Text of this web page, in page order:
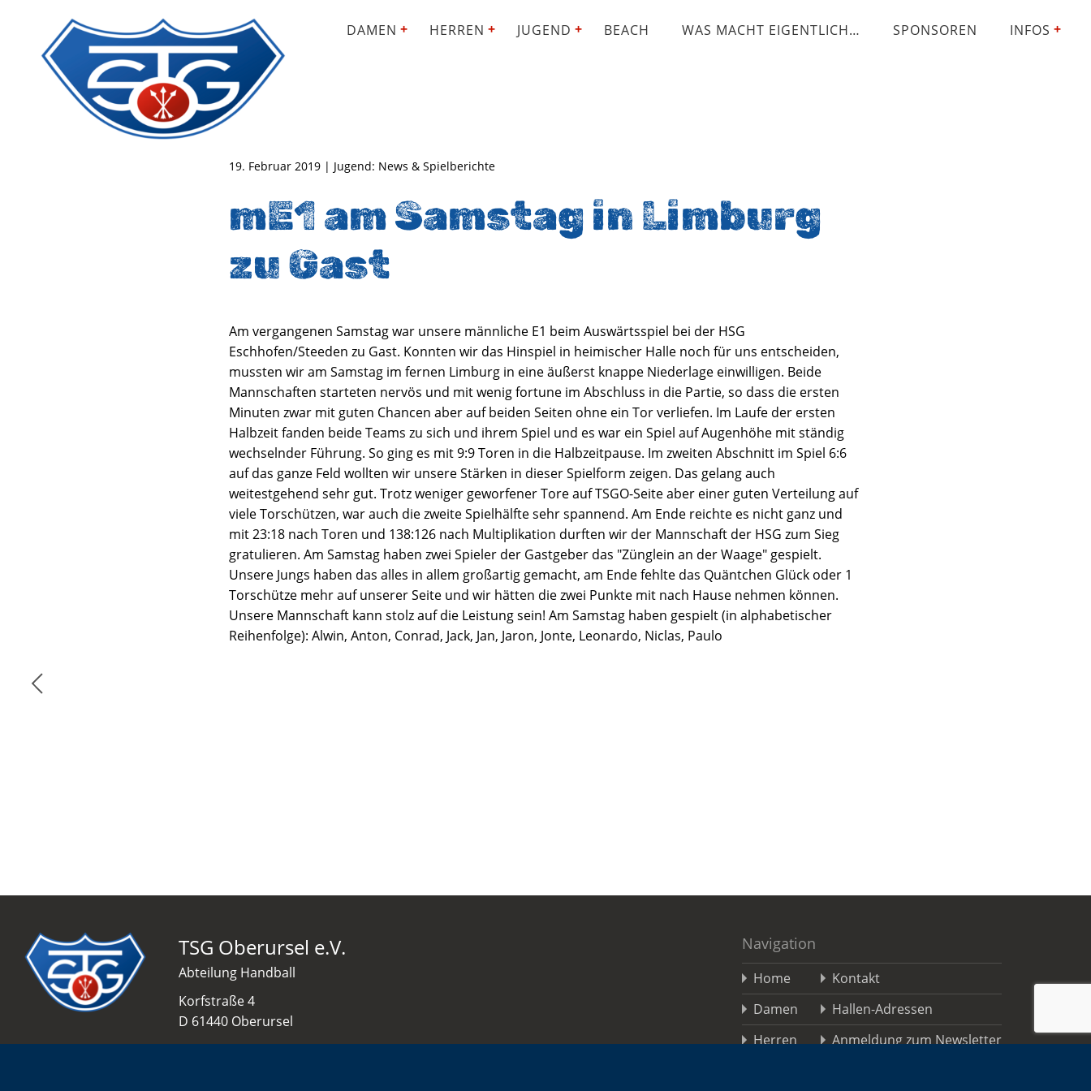
DAMEN HERREN JUGEND BEACH WAS MACHT EIGENTLICH… SPONSOREN INFOS
19. Februar 2019 | Jugend: News & Spielberichte
mE1 am Samstag in Limburg
zu Gast
Am vergangenen Samstag war unsere männliche E1 beim Auswärtsspiel bei der HSG
Eschhofen/Steeden zu Gast. Konnten wir das Hinspiel in heimischer Halle noch für uns entscheiden,
mussten wir am Samstag im fernen Limburg in eine äußerst knappe Niederlage einwilligen. Beide
Mannschaften starteten nervös und mit wenig fortune im Abschluss in die Partie, so dass die ersten
Minuten zwar mit guten Chancen aber auf beiden Seiten ohne ein Tor verliefen. Im Laufe der ersten
Halbzeit fanden beide Teams zu sich und ihrem Spiel und es war ein Spiel auf Augenhöhe mit ständig
wechselnder Führung. So ging es mit 9:9 Toren in die Halbzeitpause. Im zweiten Abschnitt im Spiel 6:6
auf das ganze Feld wollten wir unsere Stärken in dieser Spielform zeigen. Das gelang auch
weitestgehend sehr gut. Trotz weniger geworfener Tore auf TSGO-Seite aber einer guten Verteilung auf
viele Torschützen, war auch die zweite Spielhälfte sehr spannend. Am Ende reichte es nicht ganz und
mit 23:18 nach Toren und 138:126 nach Multiplikation durften wir der Mannschaft der HSG zum Sieg
gratulieren. Am Samstag haben zwei Spieler der Gastgeber das "Zünglein an der Waage" gespielt.
Unsere Jungs haben das alles in allem großartig gemacht, am Ende fehlte das Quäntchen Glück oder 1
Torschütze mehr auf unserer Seite und wir hätten die zwei Punkte mit nach Hause nehmen können.
Unsere Mannschaft kann stolz auf die Leistung sein! Am Samstag haben gespielt (in alphabetischer
Reihenfolge): Alwin, Anton, Conrad, Jack, Jan, Jaron, Jonte, Leonardo, Niclas, Paulo
TSG Oberursel e.V.
Abteilung Handball
Korfstraße 4
D 61440 Oberursel
info@tsgo-handball.rocks
Navigation
Home
Damen
Herren
Kontakt
Hallen-Adressen
Anmeldung zum Newsletter